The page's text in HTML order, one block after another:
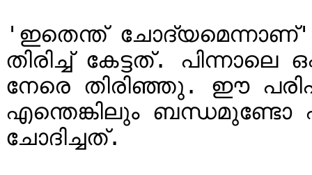
'ഇതെന്ത്
തിരിച്ച് കേട്ടത്.
നേരെ തിരിഞ്ഞു. ഈ
എന്തെങ്കിലും
ചോദിച്ചത്.